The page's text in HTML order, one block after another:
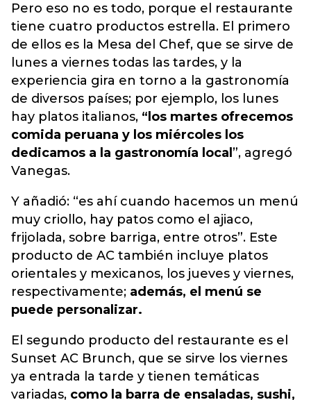
Pero eso no es todo, porque el restaurante
tiene cuatro productos estrella. El primero
de ellos es la Mesa del Chef, que se sirve de
lunes a viernes todas las tardes, y la
experiencia gira en torno a la gastronomía
de diversos países; por ejemplo, los lunes
hay platos italianos, “los martes ofrecemos
comida peruana y los miércoles los
dedicamos a la gastronomía local ”, agregó
Vanegas.
Y añadió: “es ahí cuando hacemos un menú
muy criollo, hay patos como el ajiaco,
frijolada, sobre barriga, entre otros”. Este
producto de AC también incluye platos
orientales y mexicanos, los jueves y viernes,
respectivamente; además, el menú se
puede personalizar.
El segundo producto del restaurante es el
Sunset AC Brunch, que se sirve los viernes
ya entrada la tarde y tienen temáticas
variadas, como la barra de ensaladas, sushi,